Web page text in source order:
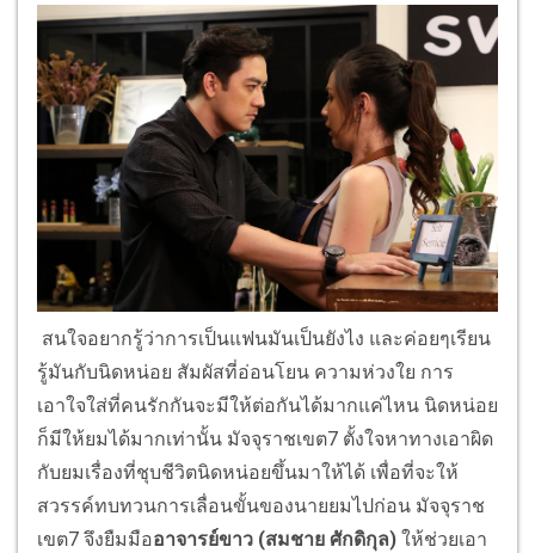
สนใจอยากรู้ว่าการเป็นแฟนมันเป็นยังไง และค่อยๆเรียน
รู้มันกับนิดหน่อย สัมผัสที่อ่อนโยน ความห่วงใย การ
เอาใจใส่ที่คนรักกันจะมีให้ต่อกันได้มากแค่ไหน นิดหน่อย
ก็มีให้ยมได้มากเท่านั้น มัจจุราชเขต7 ตั้งใจหาทางเอาผิด
กับยมเรื่องที่ชุบชีวิตนิดหน่อยขึ้นมาให้ได้ เพื่อที่จะให้
สวรรค์ทบทวนการเลื่อนขั้นของนายยมไปก่อน มัจจุราช
เขต7 จึงยืมมืออาจารย์ขาว (สมชาย ศักดิกุล) ให้ช่วยเอา